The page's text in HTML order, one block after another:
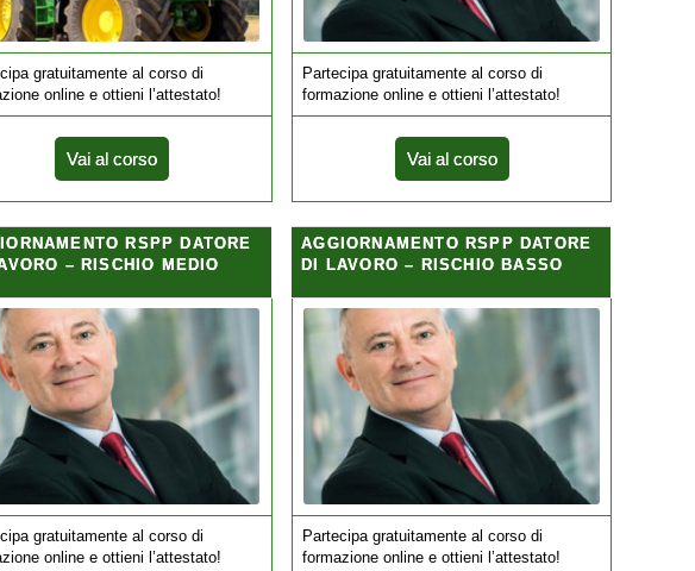
gratuitamente al corso di
online e ottieni l’attestato!
Vai al corso
Partecipa gratuitamente al corso di
formazione online e ottieni l’attestato!
Vai al corso
RSPP DATORE
– RISCHIO MEDIO
gratuitamente al corso di
online e ottieni l’attestato!
AGGIORNAMENTO RSPP DATORE
DI LAVORO – RISCHIO BASSO
Partecipa gratuitamente al corso di
formazione online e ottieni l’attestato!